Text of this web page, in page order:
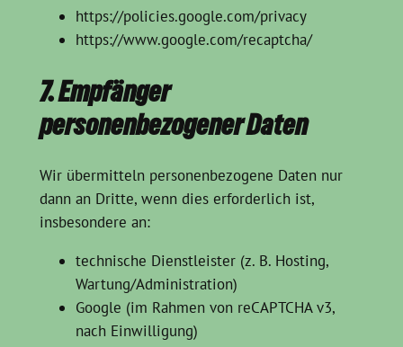
https://policies.google.com/privacy
https://www.google.com/recaptcha/
7. Empfänger
personenbezogener Daten
Wir übermitteln personenbezogene Daten nur
dann an Dritte, wenn dies erforderlich ist,
insbesondere an:
technische Dienstleister (z. B. Hosting,
Wartung/Administration)
Google (im Rahmen von reCAPTCHA v3,
nach Einwilligung)